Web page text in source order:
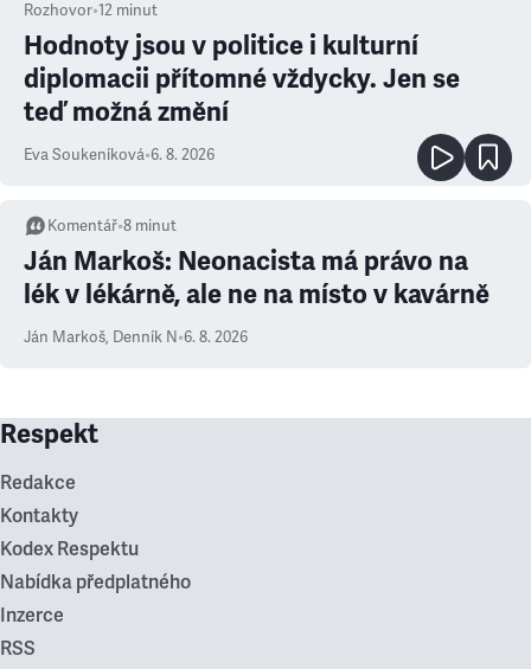
Rozhovor•12 minut
Hodnoty jsou v politice i kulturní
diplomacii přítomné vždycky. Jen se
teď možná změní
Eva Soukeníková•6. 8. 2026
Komentář•8 minut
Ján Markoš: Neonacista má právo na
lék v lékárně, ale ne na místo v kavárně
Ján Markoš, Denník N•6. 8. 2026
Respekt
Redakce
Kontakty
Kodex Respektu
Nabídka předplatného
Inzerce
RSS